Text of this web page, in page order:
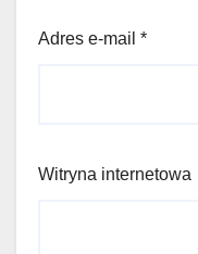
Adres e-mail *
Witryna internetowa